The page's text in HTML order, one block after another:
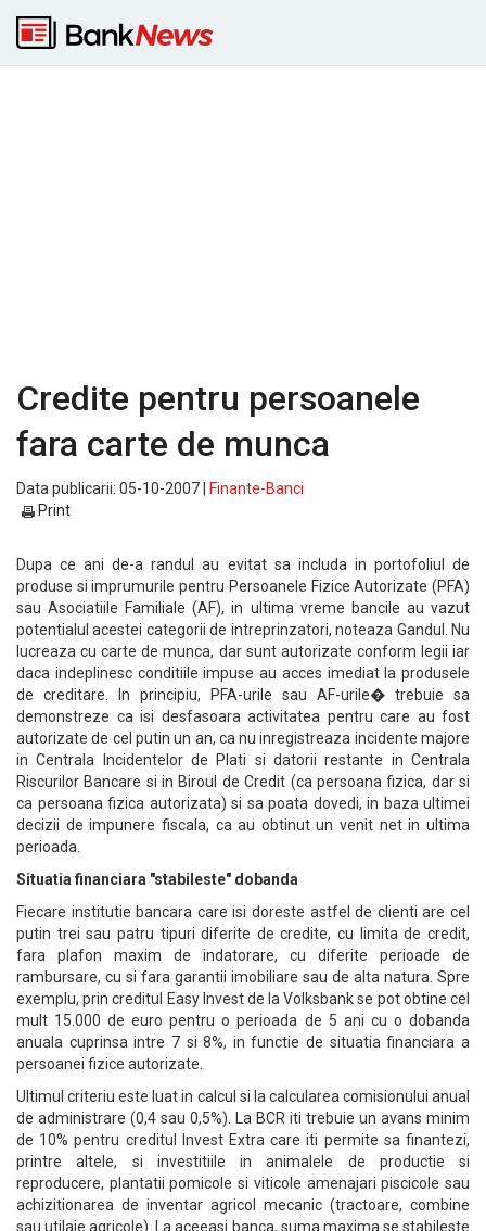
Credite pentru persoanele
fara carte de munca
Data publicarii: 05-10-2007 |
Finante-Banci
Print
Dupa ce ani de-a randul au evitat sa includa in portofoliul de
produse si imprumurile pentru Persoanele Fizice Autorizate (PFA)
sau Asociatiile Familiale (AF), in ultima vreme bancile au vazut
potentialul acestei categorii de intreprinzatori, noteaza Gandul. Nu
lucreaza cu carte de munca, dar sunt autorizate conform legii iar
daca indeplinesc conditiile impuse au acces imediat la produsele
de creditare. In principiu, PFA-urile sau AF-urile� trebuie sa
demonstreze ca isi desfasoara activitatea pentru care au fost
autorizate de cel putin un an, ca nu inregistreaza incidente majore
in Centrala Incidentelor de Plati si datorii restante in Centrala
Riscurilor Bancare si in Biroul de Credit (ca persoana fizica, dar si
ca persoana fizica autorizata) si sa poata dovedi, in baza ultimei
decizii de impunere fiscala, ca au obtinut un venit net in ultima
perioada.
Situatia financiara "stabileste" dobanda
Fiecare institutie bancara care isi doreste astfel de clienti are cel
putin trei sau patru tipuri diferite de credite, cu limita de credit,
fara plafon maxim de indatorare, cu diferite perioade de
rambursare, cu si fara garantii imobiliare sau de alta natura. Spre
exemplu, prin creditul Easy Invest de la Volksbank se pot obtine cel
mult 15.000 de euro pentru o perioada de 5 ani cu o dobanda
anuala cuprinsa intre 7 si 8%, in functie de situatia financiara a
persoanei fizice autorizate.
Ultimul criteriu este luat in calcul si la calcularea comisionului anual
de administrare (0,4 sau 0,5%). La BCR iti trebuie un avans minim
de 10% pentru creditul Invest Extra care iti permite sa finantezi,
printre altele, si investitiile in animalele de productie si
reproducere, plantatii pomicole si viticole amenajari piscicole sau
achizitionarea de inventar agricol mecanic (tractoare, combine
sau utilaje agricole). La aceeasi banca, suma maxima se stabileste